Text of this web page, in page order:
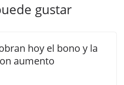
gustar
hoy el bono y la
aumento